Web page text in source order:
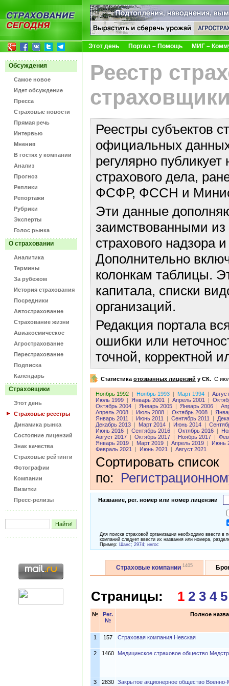
Этот день Портал – Помощь МИГ –
Обсуждения
Самое новое
Идет обсуждение
Пресса
Страховые новости
Прямая речь
Интервью
Мнения
В гостях у компании
Анализ
Прогноз
Реплики
Репортажи
Рубрики
Эксперты
Голос рынка
О страховании
Аналитика
Термины
За рубежом
История страхования
Посредники
Автострахование
Страхование жизни
Авиакосмическое
Агрострахование
Перестрахование
Подписка
Календарь
Страховщики
Этот день
Страховые реестры
Динамика рынка
Состояние лицензий
Знак качества
Страховые рейтинги
Фотографии
Компании
Визитки
Пресс-релизы
Реестр
Реестры субъектов
официальных данных
регулярно
страхового дела,
ФСФР, ФССН и
Эти данные
заимствованными
страхового надзора
Дополнительно
колонкам таблицы.
капитала, списки
организаций.
Редакция портала
ошибки или
точной, корректной
Статистика отозванных лицензий у СК. C
Ноябрь 1992 Ноябрь 1993 Март 1994
Июль 1999
Январь 2001 Апрель 2001
Октябрь 2004
Январь 2005 Январь 2006
Апрель 2008
Июль 2008 Октябрь 2008
Январь 2011
Июнь 2011 Сентябрь 2011
Декабрь 2013
Март 2014 Июнь 2014
Июнь 2016
Сентябрь 2016 Октябрь 2016
Август 2017
Октябрь 2017 Ноябрь 2017
Январь 2019
Март 2019 Апрель 2019
Июнь
Февраль 2021
Июнь 2021 Август 2021
Сортировать список
по:
Название, рег. номер или номер лицензии
Для поиска страховой организации необходимо ввести
компаний следует ввести их названия или номера,
Пример: Шанс; 2974; ингос
Страховые компании 1405
Страницы: 1 2 3 4 5
№
Рег.
№
Полное
1 157 Страховая компания Невская
2 1460 Медицинское страховое общество
3 2830 Закрытое акционерное общество